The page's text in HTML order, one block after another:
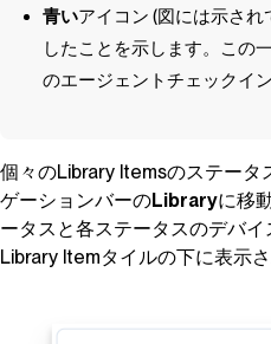
青いアイコン (図には示さ
したことを示します。この
のエージェントチェックイ
個々のLibrary Itemsのステータ
ゲーションバーのLibraryに移
ータスと各ステータスのデバ
Library Itemタイルの下に表示さ